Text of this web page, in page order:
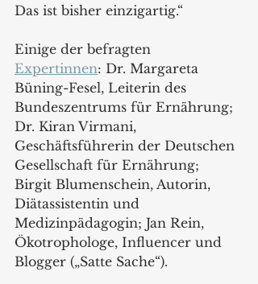
Das ist bisher einzigartig.“
Einige der befragten
Expertinnen: Dr. Margareta
Büning-Fesel, Leiterin des
Bundeszentrums für Ernährung;
Dr. Kiran Virmani,
Geschäftsführerin der Deutschen
Gesellschaft für Ernährung;
Birgit Blumenschein, Autorin,
Diätassistentin und
Medizinpädagogin; Jan Rein,
Ökotrophologe, Influencer und
Blogger („Satte Sache“).